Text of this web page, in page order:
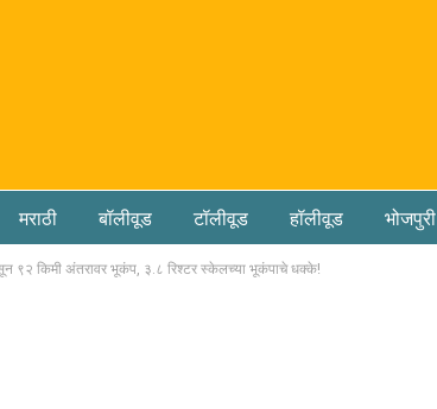
मराठी बॉलीवूड टॉलीवूड हॉलीवूड भोजपुरी
९२ किमी अंतरावर भूकंप, ३.८ रिश्टर स्केलच्या भूकंपाचे धक्के!